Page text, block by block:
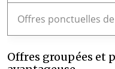
Offres ponctuelles
Offres groupées et